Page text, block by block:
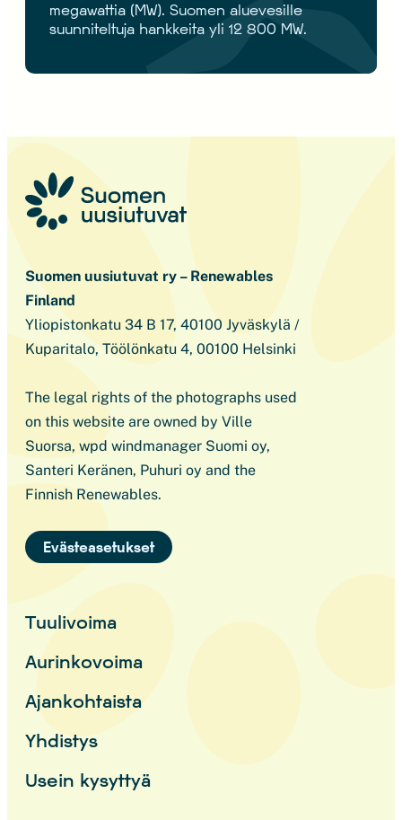
megawattia (MW). Suomen aluevesille
suunniteltuja hankkeita yli 12 800 MW.
Suomen uusiutuvat ry – Renewables
Finland
Yliopistonkatu 34 B 17, 40100 Jyväskylä /
Kuparitalo, Töölönkatu 4, 00100 Helsinki
The legal rights of the photographs used
on this website are owned by Ville
Suorsa, wpd windmanager Suomi oy,
Santeri Keränen, Puhuri oy and the
Finnish Renewables.
Evästeasetukset
Tuulivoima
Aurinkovoima
Ajankohtaista
Yhdistys
Usein kysyttyä